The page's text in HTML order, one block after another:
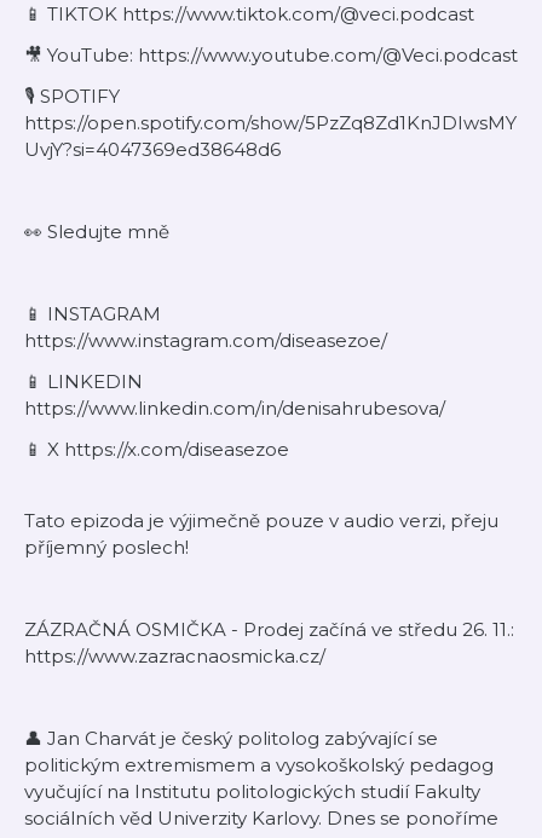
⁠⁠📱 TIKTOK https://www.tiktok.com/@veci.podcast⁠
🎥 YouTube: https://www.youtube.com/@Veci.podcast
🎙️ SPOTIFY
https://open.spotify.com/show/5PzZq8Zd1KnJDIwsMY
UvjY?si=4047369ed38648d6
👀 Sledujte mně
⁠📱 INSTAGRAM
https://www.instagram.com/diseasezoe/
⁠📱 LINKEDIN
https://www.linkedin.com/in/denisahrubesova/
⁠📱 X https://x.com/diseasezoe
Tato epizoda je výjimečně pouze v audio verzi, přeju
příjemný poslech!
ZÁZRAČNÁ OSMIČKA - Prodej začíná ve středu 26. 11.:
https://www.zazracnaosmicka.cz/
👤 Jan Charvát je český politolog zabývající se
politickým extremismem a vysokoškolský pedagog
vyučující na Institutu politologických studií Fakulty
sociálních věd Univerzity Karlovy. Dnes se ponoříme